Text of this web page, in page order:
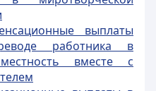
выплаты
работника в
вместе с